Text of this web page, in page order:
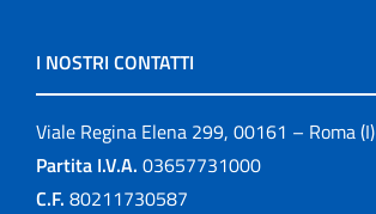
I NOSTRI CONTATTI
Viale Regina Elena 299, 00161 – Roma (I)
Partita I.V.A. 03657731000
C.F. 80211730587